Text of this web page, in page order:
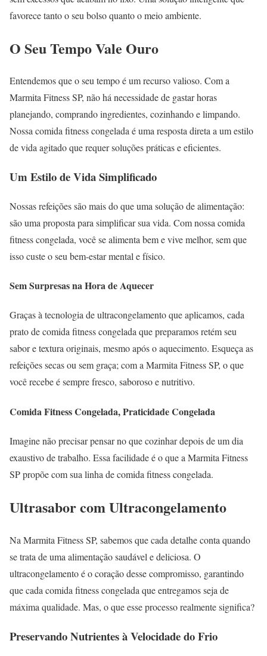
favorece tanto o seu bolso quanto o meio ambiente.
O Seu Tempo Vale Ouro
Entendemos que o seu tempo é um recurso valioso. Com a
Marmita Fitness SP, não há necessidade de gastar horas
planejando, comprando ingredientes, cozinhando e limpando.
Nossa comida fitness congelada é uma resposta direta a um estilo
de vida agitado que requer soluções práticas e eficientes.
Um Estilo de Vida Simplificado
Nossas refeições são mais do que uma solução de alimentação:
são uma proposta para simplificar sua vida. Com nossa comida
fitness congelada, você se alimenta bem e vive melhor, sem que
isso custe o seu bem-estar mental e físico.
Sem Surpresas na Hora de Aquecer
Graças à tecnologia de ultracongelamento que aplicamos, cada
prato de comida fitness congelada que preparamos retém seu
sabor e textura originais, mesmo após o aquecimento. Esqueça as
refeições secas ou sem graça; com a Marmita Fitness SP, o que
você recebe é sempre fresco, saboroso e nutritivo.
Comida Fitness Congelada, Praticidade Congelada
Imagine não precisar pensar no que cozinhar depois de um dia
exaustivo de trabalho. Essa facilidade é o que a Marmita Fitness
SP propõe com sua linha de comida fitness congelada.
Ultrasabor com Ultracongelamento
Na Marmita Fitness SP, sabemos que cada detalhe conta quando
se trata de uma alimentação saudável e deliciosa. O
ultracongelamento é o coração desse compromisso, garantindo
que cada comida fitness congelada que entregamos seja de
máxima qualidade. Mas, o que esse processo realmente significa?
Preservando Nutrientes à Velocidade do Frio